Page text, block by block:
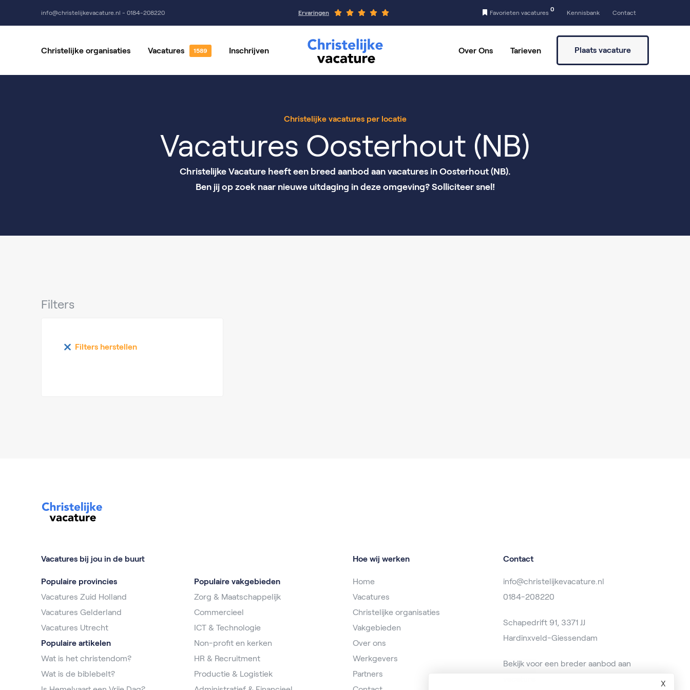
info@christelijkevacature.nl - 0184-208220 Ervaringen Favorieten vacatures
0
Kennisbank Contact
Christelijke organisaties Vacatures Inschrijven Over Ons Tarieven Plaats vacature
Christelijke vacatures per locatie
Vacatures Oosterhout (NB)
Christelijke Vacature heeft een breed aanbod aan vacatures in Oosterhout (NB).
Ben jij op zoek naar nieuwe uitdaging in deze omgeving? Solliciteer snel!
Filters
Filters herstellen
Vacatures bij jou in de buurt
Populaire provincies
Vacatures Zuid Holland
Vacatures Gelderland
Vacatures Utrecht
Populaire artikelen
Wat is het christendom?
Wat is de biblebelt?
Populaire vakgebieden
Zorg & Maatschappelijk
Commercieel
ICT & Technologie
Non-profit en kerken
HR & Recruitment
Productie & Logistiek
Hoe wij werken
Home
Vacatures
Christelijke organisaties
Vakgebieden
Over ons
Werkgevers
Partners
Contact
info@christelijkevacature.nl
0184-208220
Schapedrift 91, 3371 JJ
Hardinxveld-Giessendam
Bekijk voor een breder aanbod aan
X